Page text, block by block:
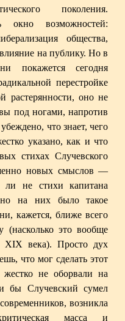
поколения.
окно возможностей:
общества,
на публику. Но в
покажется сегодня
перестройке
растерянности, оно не
под ногами, напротив
что знает, чего
указано, как и что
стихах Случевского
новых смыслов —
не стихи капитана
на них было такое
кажется, ближе всего
(насколько это вообще
века). Просто дух
что мог сделать этот
не оборвали на
бы Случевский сумел
возникла
масса и